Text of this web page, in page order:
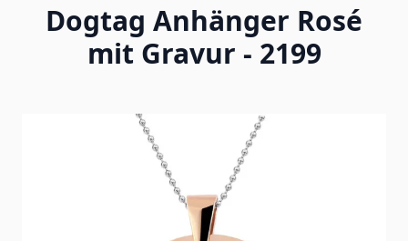
Dogtag Anhänger Rosé
mit Gravur - 2199